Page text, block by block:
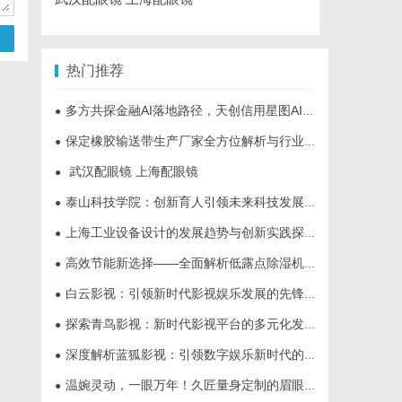
热门推荐
● 多方共探金融AI落地路径，天创信用星图AI助力产业金融智能升级
● 保定橡胶输送带生产厂家全方位解析与行业发展前景
● 武汉配眼镜 上海配眼镜
● 泰山科技学院：创新育人引领未来科技发展新高地
● 上海工业设备设计的发展趋势与创新实践探索
● 高效节能新选择——全面解析低露点除湿机的应用与优势
● 白云影视：引领新时代影视娱乐发展的先锋力量
● 探索青鸟影视：新时代影视平台的多元化发展与未来趋势
● 深度解析蓝狐影视：引领数字娱乐新时代的先锋力量
● 温婉灵动，一眼万年！久匠量身定制的眉眼唇，才是你整张脸的点睛之笔！淡颜系女生的气质加分项